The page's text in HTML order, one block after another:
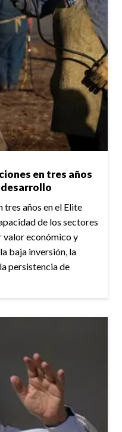
en tres años
desarrollo
tres años en el Elite
de los sectores
valor económico y
baja inversión, la
persistencia de